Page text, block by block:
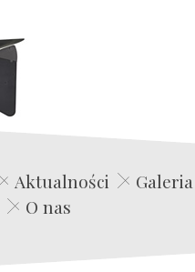
Edwin Film Agencja Aktorska
Aktualności
Galeria
O nas